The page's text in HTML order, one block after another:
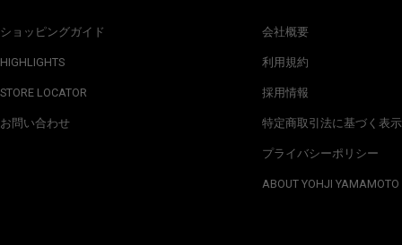
ショッピングガイド
HIGHLIGHTS
STORE LOCATOR
お問い合わせ
会社概要
利用規約
採用情報
特定商取引法に基づく表示
プライバシーポリシー
ABOUT YOHJI YAMAMOTO